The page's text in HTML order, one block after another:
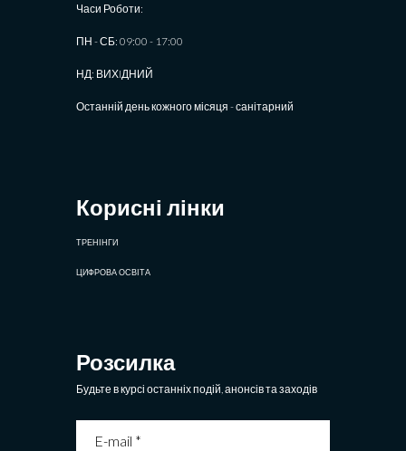
Часи Роботи:
ПН - СБ: 09:00 - 17:00
НД: ВИХIДНИЙ
Останній день кожного місяця - санітарний
Корисні лінки
ТРЕНІНГИ
ЦИФРОВА ОСВІТА
Розсилка
Будьте в курсі останніх подій, анонсів та заходів